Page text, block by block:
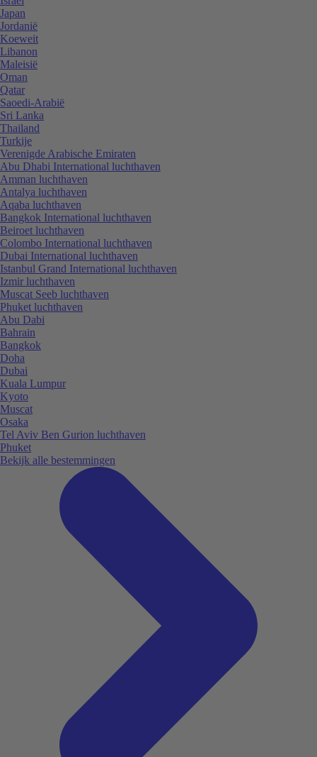
Japan
Jordanië
Koeweit
Libanon
Maleisië
Oman
Qatar
Saoedi-Arabië
Sri Lanka
Thailand
Turkije
Verenigde Arabische Emiraten
Abu Dhabi International luchthaven
Amman luchthaven
Antalya luchthaven
Aqaba luchthaven
Bangkok International luchthaven
Beiroet luchthaven
Colombo International luchthaven
Dubai International luchthaven
Istanbul Grand International luchthaven
Izmir luchthaven
Muscat Seeb luchthaven
Phuket luchthaven
Abu Dabi
Bahrain
Bangkok
Doha
Dubai
Kuala Lumpur
Kyoto
Muscat
Osaka
Tel Aviv Ben Gurion luchthaven
Phuket
Bekijk alle bestemmingen